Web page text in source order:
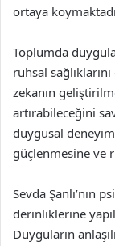
ortaya
Toplumda
ruhsal
zekanın
artırabileceğini
duygusal
güçlenmesine ve
Sevda Şanlı’nın
derinliklerine
Duyguların